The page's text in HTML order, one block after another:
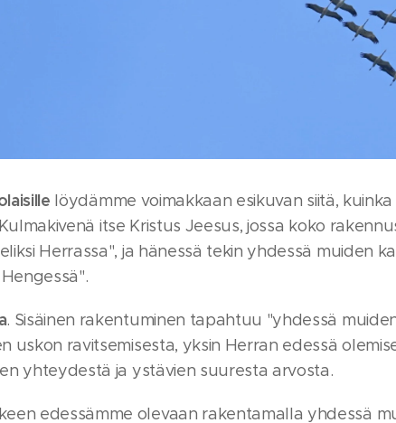
löydämme voimakkaan esikuvan siitä,
itse Kristus Jeesus, jossa koko
Herrassa", ja hänessä tekin yhdessä muiden
. Sisäinen rakentuminen tapahtuu "yhdessä
uskon ravitsemisesta, yksin Herran edessä
yhteydestä ja ystävien suuresta arvosta.
edessämme olevaan rakentamalla yhdessä